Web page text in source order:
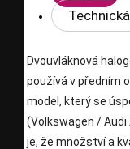
Dvouvláknová
používá v předním
model, který se
(Volkswagen /
je, že množství a